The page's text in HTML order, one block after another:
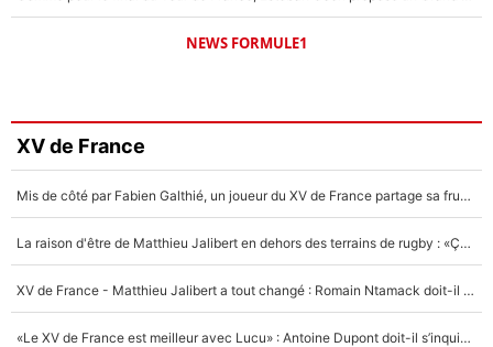
NEWS FORMULE1
XV de France
Mis de côté par Fabien Galthié, un joueur du XV de France partage sa frustration : «ils ne me l’ont pas dit tout de suite»
La raison d'être de Matthieu Jalibert en dehors des terrains de rugby : «Ça m'atteint autant que si tu touches à un membre de ma famille»
XV de France - Matthieu Jalibert a tout changé : Romain Ntamack doit-il s’inquiéter pour sa place à un an de la Coupe du monde ?
«Le XV de France est meilleur avec Lucu» : Antoine Dupont doit-il s’inquiéter pour sa place ?